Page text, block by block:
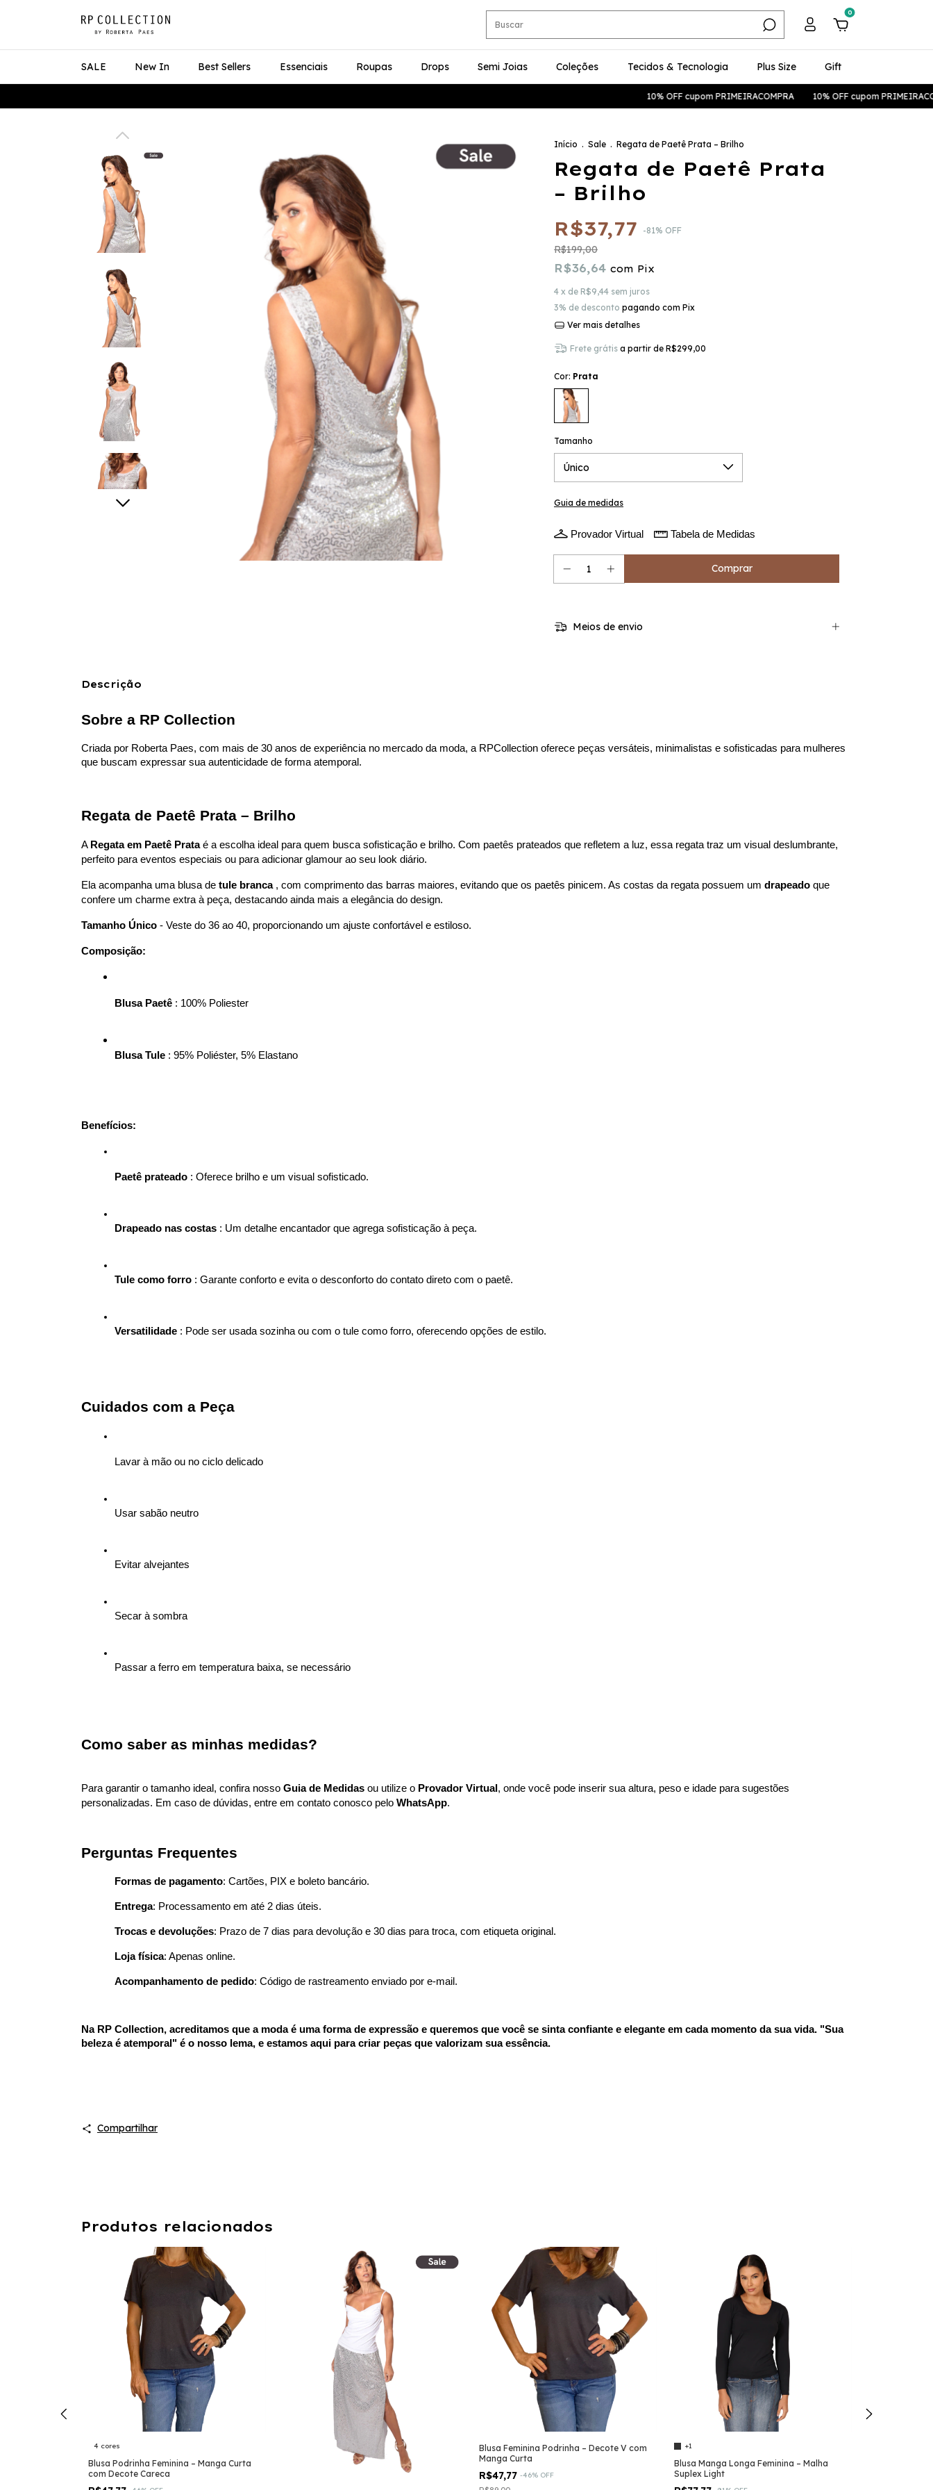
0
SALE New In Best Sellers Essenciais Roupas Drops Semi Joias Coleções Tecidos & Tecnologia Plus Size Gift
10% OFF cupom PRIMEIRACOMPRA 10% OFF cupom PRIMEIRACOMPRA
Início . Sale . Regata de Paetê Prata – Brilho
Regata de Paetê Prata
– Brilho
R$37,77
-81% OFF
R$199,00
R$36,64 com Pix
4 x de R$9,44 sem juros
3% de desconto pagando com Pix
Ver mais detalhes
Frete grátis a partir de R$299,00
Cor: Prata
Tamanho
Guia de medidas
Provador Virtual Tabela de Medidas
Meios de envio
Descrição
Sobre a RP Collection
Criada por Roberta Paes, com mais de 30 anos de experiência no mercado da moda, a RPCollection oferece peças versáteis, minimalistas e sofisticadas para mulheres
que buscam expressar sua autenticidade de forma atemporal.
Regata de Paetê Prata – Brilho
A Regata em Paetê Prata é a escolha ideal para quem busca sofisticação e brilho. Com paetês prateados que refletem a luz, essa regata traz um visual deslumbrante,
perfeito para eventos especiais ou para adicionar glamour ao seu look diário.
Ela acompanha uma blusa de tule branca , com comprimento das barras maiores, evitando que os paetês pinicem. As costas da regata possuem um drapeado que
confere um charme extra à peça, destacando ainda mais a elegância do design.
Tamanho Único - Veste do 36 ao 40, proporcionando um ajuste confortável e estiloso.
Composição:
Blusa Paetê : 100% Poliester
Blusa Tule : 95% Poliéster, 5% Elastano
Benefícios:
Paetê prateado : Oferece brilho e um visual sofisticado.
Drapeado nas costas : Um detalhe encantador que agrega sofisticação à peça.
Tule como forro : Garante conforto e evita o desconforto do contato direto com o paetê.
Versatilidade : Pode ser usada sozinha ou com o tule como forro, oferecendo opções de estilo.
Cuidados com a Peça
Lavar à mão ou no ciclo delicado
Usar sabão neutro
Evitar alvejantes
Secar à sombra
Passar a ferro em temperatura baixa, se necessário
Como saber as minhas medidas?
Para garantir o tamanho ideal, confira nosso Guia de Medidas ou utilize o Provador Virtual, onde você pode inserir sua altura, peso e idade para sugestões
personalizadas. Em caso de dúvidas, entre em contato conosco pelo WhatsApp.
Perguntas Frequentes
Formas de pagamento: Cartões, PIX e boleto bancário.
Entrega: Processamento em até 2 dias úteis.
Trocas e devoluções: Prazo de 7 dias para devolução e 30 dias para troca, com etiqueta original.
Loja física: Apenas online.
Acompanhamento de pedido: Código de rastreamento enviado por e-mail.
Na RP Collection, acreditamos que a moda é uma forma de expressão e queremos que você se sinta confiante e elegante em cada momento da sua vida. "Sua
beleza é atemporal" é o nosso lema, e estamos aqui para criar peças que valorizam sua essência.
Compartilhar
Produtos relacionados
4 cores
Blusa Podrinha Feminina – Manga Curta
com Decote Careca
Blusa Feminina Podrinha – Decote V com
Manga Curta
R$47,77 -46% OFF
+1
Blusa Manga Longa Feminina – Malha
Suplex Light